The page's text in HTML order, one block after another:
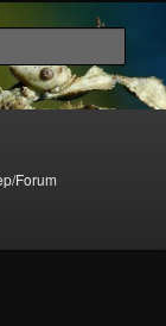
verzorging.
Forum